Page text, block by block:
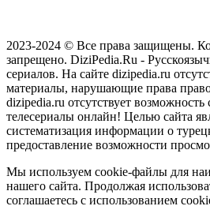
2023-2024 © Все права защищены.
запрещено. DiziPedia.Ru -
сериалов. На сайте dizipedia.ru
материалы, нарушающие права
dizipedia.ru отсутствует возможность
телесериалы онлайн! Целью сайта
систематизация информации о
предоставление возможности
Мы используем cookie-файлы для
нашего сайта. Продолжая
соглашаетесь с использованием